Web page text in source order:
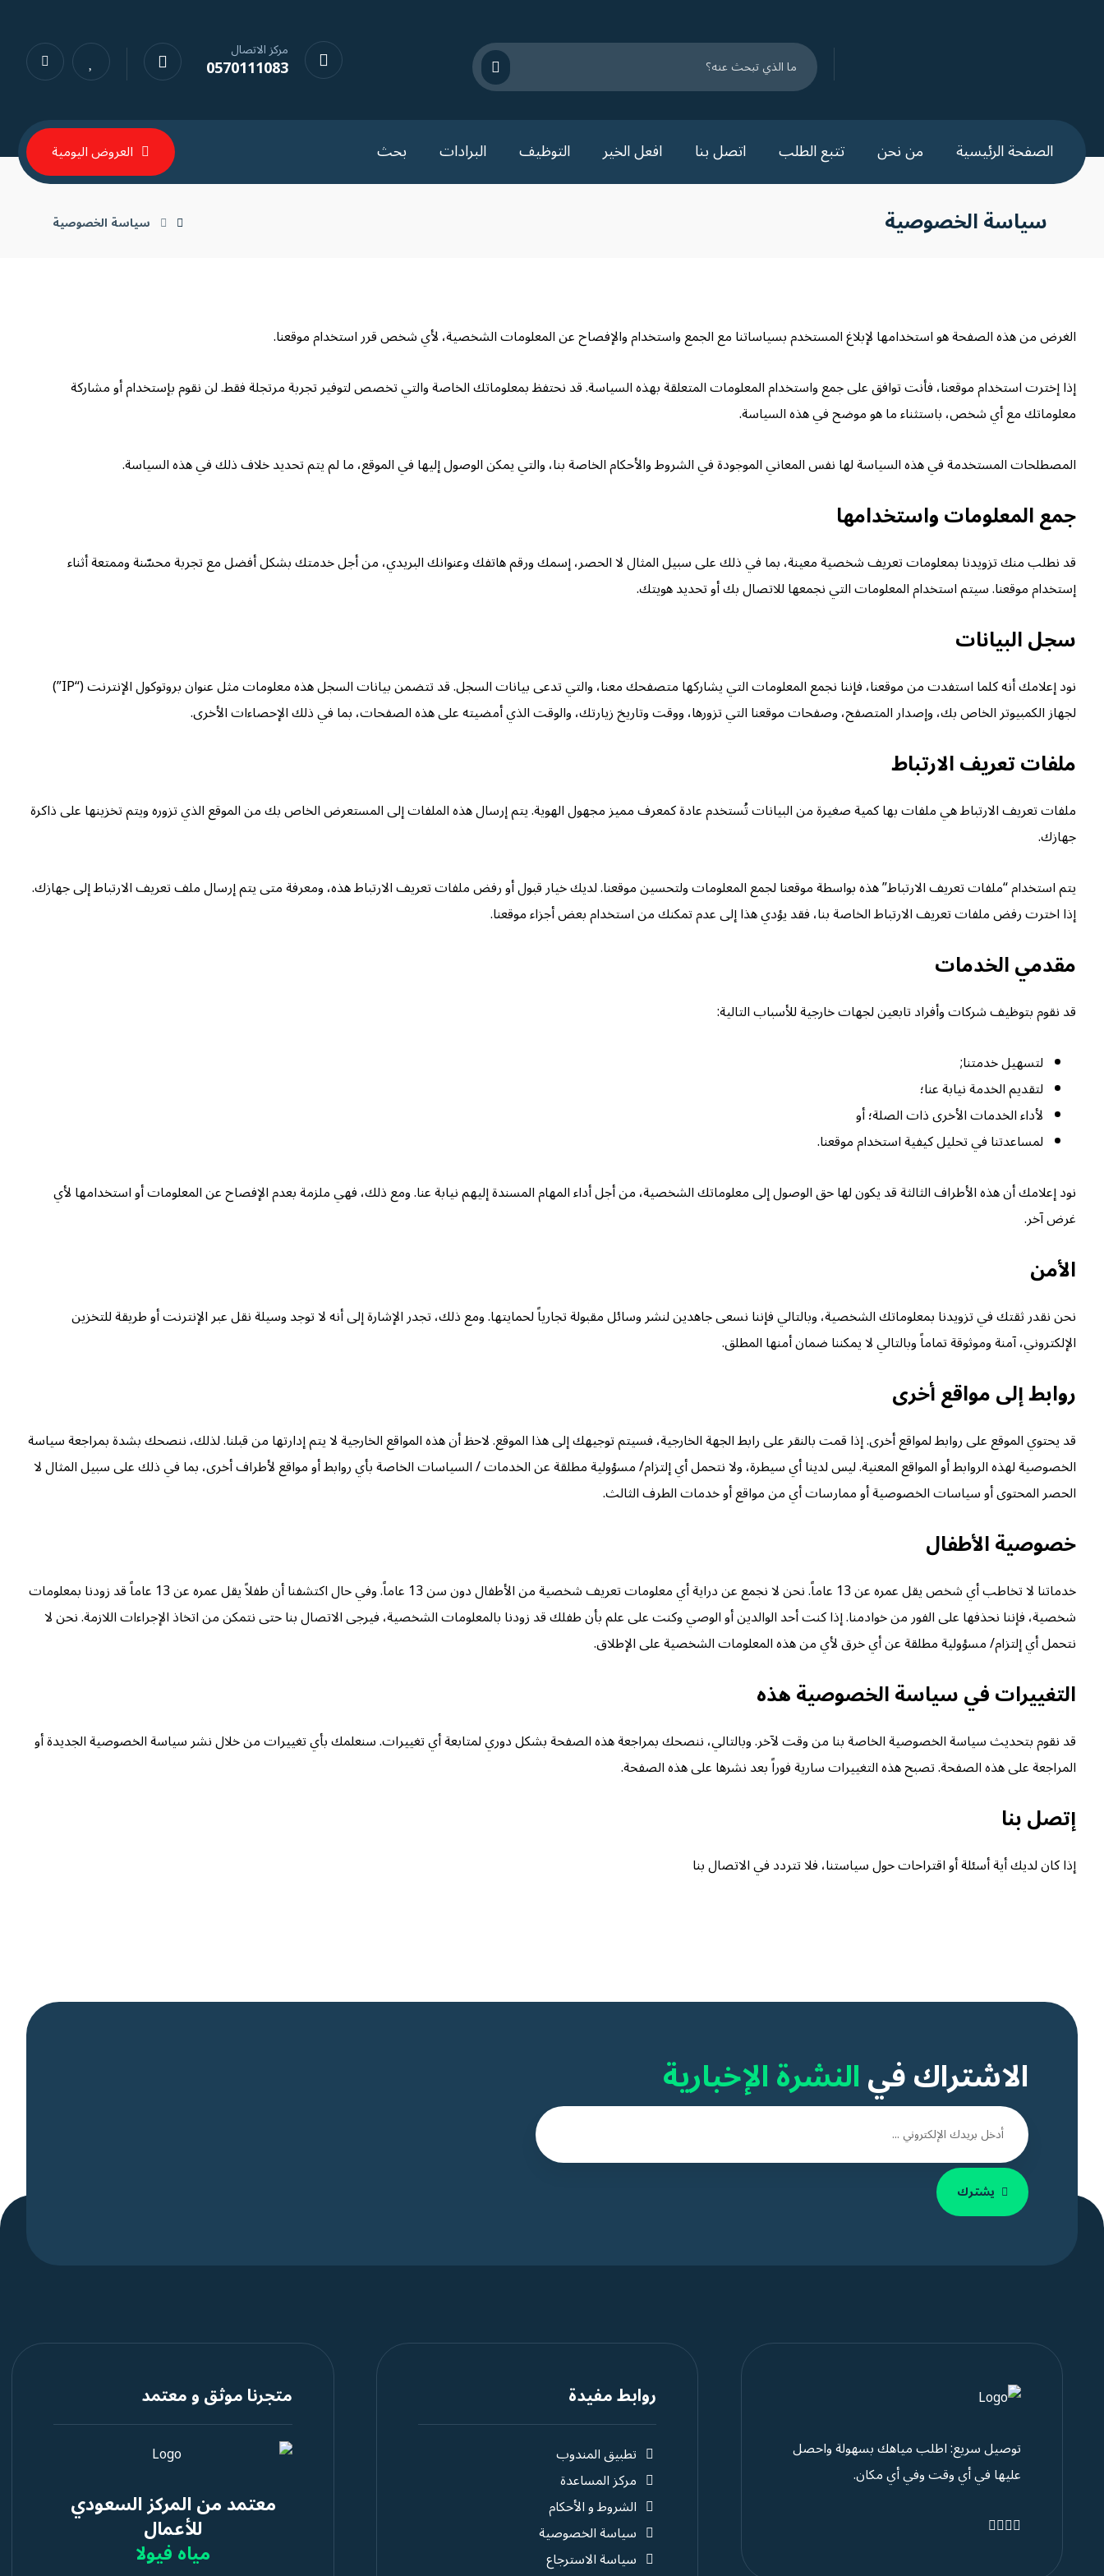
مركز الاتصال
0570111083
الصفحة الرئيسية من نحن تتبع الطلب اتصل بنا افعل الخير التوظيف البرادات بحث العروض اليومية
سياسة الخصوصية سياسة الخصوصية
الغرض من هذه الصفحة هو استخدامها لإبلاغ المستخدم بسياساتنا مع الجمع واستخدام والإفصاح عن المعلومات الشخصية، لأي شخص قرر استخدام موقعنا.
إذا إخترت استخدام موقعنا، فأنت توافق على جمع واستخدام المعلومات المتعلقة بهذه السياسة. قد نحتفظ بمعلوماتك الخاصة والتي تخصص لتوفير تجربة مرتجلة فقط. لن نقوم بإستخدام أو مشاركة
معلوماتك مع أي شخص، باستثناء ما هو موضح في هذه السياسة.
المصطلحات المستخدمة في هذه السياسة لها نفس المعاني الموجودة في الشروط والأحكام الخاصة بنا، والتي يمكن الوصول إليها في الموقع، ما لم يتم تحديد خلاف ذلك في هذه السياسة.
جمع المعلومات واستخدامها
قد نطلب منك تزويدنا بمعلومات تعريف شخصية معينة، بما في ذلك على سبيل المثال لا الحصر، إسمك ورقم هاتفك وعنوانك البريدي، من أجل خدمتك بشكل أفضل مع تجربة محسّنة وممتعة أثناء
إستخدام موقعنا. سيتم استخدام المعلومات التي نجمعها للاتصال بك أو تحديد هويتك.
سجل البيانات
نود إعلامك أنه كلما استفدت من موقعنا، فإننا نجمع المعلومات التي يشاركها متصفحك معنا، والتي تدعى بيانات السجل. قد تتضمن بيانات السجل هذه معلومات مثل عنوان بروتوكول الإنترنت (“IP”)
لجهاز الكمبيوتر الخاص بك، وإصدار المتصفح، وصفحات موقعنا التي تزورها، ووقت وتاريخ زيارتك، والوقت الذي أمضيته على هذه الصفحات، بما في ذلك الإحصاءات الأخرى.
ملفات تعريف الارتباط
ملفات تعريف الارتباط هي ملفات بها كمية صغيرة من البيانات تُستخدم عادة كمعرف مميز مجهول الهوية. يتم إرسال هذه الملفات إلى المستعرض الخاص بك من الموقع الذي تزوره ويتم تخزينها على ذاكرة
جهازك.
يتم استخدام “ملفات تعريف الارتباط” هذه بواسطة موقعنا لجمع المعلومات ولتحسين موقعنا. لديك خيار قبول أو رفض ملفات تعريف الارتباط هذه، ومعرفة متى يتم إرسال ملف تعريف الارتباط إلى جهازك.
إذا اخترت رفض ملفات تعريف الارتباط الخاصة بنا، فقد يؤدي هذا إلى عدم تمكنك من استخدام بعض أجزاء موقعنا.
مقدمي الخدمات
قد نقوم بتوظيف شركات وأفراد تابعين لجهات خارجية للأسباب التالية:
لتسهيل خدمتنا;
لتقديم الخدمة نيابة عنا؛
لأداء الخدمات الأخرى ذات الصلة؛ أو
لمساعدتنا في تحليل كيفية استخدام موقعنا.
نود إعلامك أن هذه الأطراف الثالثة قد يكون لها حق الوصول إلى معلوماتك الشخصية، من أجل أداء المهام المسندة إليهم نيابة عنا. ومع ذلك، فهي ملزمة بعدم الإفصاح عن المعلومات أو استخدامها لأي
غرض آخر.
الأمن
نحن نقدر ثقتك في تزويدنا بمعلوماتك الشخصية، وبالتالي فإننا نسعى جاهدين لنشر وسائل مقبولة تجارياً لحمايتها. ومع ذلك، تجدر الإشارة إلى أنه لا توجد وسيلة نقل عبر الإنترنت أو طريقة للتخزين
الإلكتروني، آمنة وموثوقة تماماً وبالتالي لا يمكننا ضمان أمنها المطلق.
روابط إلى مواقع أخرى
قد يحتوي الموقع على روابط لمواقع أخرى. إذا قمت بالنقر على رابط الجهة الخارجية، فسيتم توجيهك إلى هذا الموقع. لاحظ أن هذه المواقع الخارجية لا يتم إدارتها من قبلنا. لذلك، ننصحك بشدة بمراجعة سياسة
الخصوصية لهذه الروابط أو المواقع المعنية. ليس لدينا أي سيطرة، ولا نتحمل أي إلتزام/ مسؤولية مطلقة عن الخدمات / السياسات الخاصة بأي روابط أو مواقع لأطراف أخرى، بما في ذلك على سبيل المثال لا
الحصر المحتوى أو سياسات الخصوصية أو ممارسات أي من مواقع أو خدمات الطرف الثالث.
خصوصية الأطفال
خدماتنا لا تخاطب أي شخص يقل عمره عن 13 عاماً. نحن لا نجمع عن دراية أي معلومات تعريف شخصية من الأطفال دون سن 13 عاماً. وفي حال اكتشفنا أن طفلاً يقل عمره عن 13 عاماً قد زودنا بمعلومات
شخصية، فإننا نحذفها على الفور من خوادمنا. إذا كنت أحد الوالدين أو الوصي وكنت على علم بأن طفلك قد زودنا بالمعلومات الشخصية، فيرجى الاتصال بنا حتى نتمكن من اتخاذ الإجراءات اللازمة. نحن لا
نتحمل أي إلتزام/ مسؤولية مطلقة عن أي خرق لأي من هذه المعلومات الشخصية على الإطلاق.
التغييرات في سياسة الخصوصية هذه
قد نقوم بتحديث سياسة الخصوصية الخاصة بنا من وقت لآخر. وبالتالي، ننصحك بمراجعة هذه الصفحة بشكل دوري لمتابعة أي تغييرات. سنعلمك بأي تغييرات من خلال نشر سياسة الخصوصية الجديدة أو
المراجعة على هذه الصفحة. تصبح هذه التغييرات سارية فوراً بعد نشرها على هذه الصفحة.
إتصل بنا
إذا كان لديك أية أسئلة أو اقتراحات حول سياستنا، فلا تتردد في الاتصال بنا
الاشتراك فيالنشرة الإخبارية
يشترك
توصيل سريع: اطلب مياهك بسهولة واحصل
عليها في أي وقت وفي أي مكان.
روابط مفيدة
تطبيق المندوب
مركز المساعدة
الشروط و الأحكام
سياسة الخصوصية
سياسة الاسترجاع
متجرنا موثق و معتمد
معتمد من المركز السعودي
للأعمال
مياه فيولا